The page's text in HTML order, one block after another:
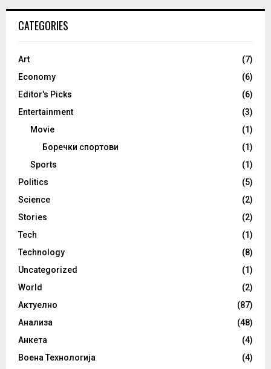
CATEGORIES
Art
(7)
Economy
(6)
Editor's Picks
(6)
Entertainment
(3)
Movie
(1)
Боречки спортови
(1)
Sports
(1)
Politics
(5)
Science
(2)
Stories
(2)
Tech
(1)
Technology
(8)
Uncategorized
(1)
World
(2)
Актуелно
(87)
Анализа
(48)
Анкета
(4)
Воена Технологија
(4)